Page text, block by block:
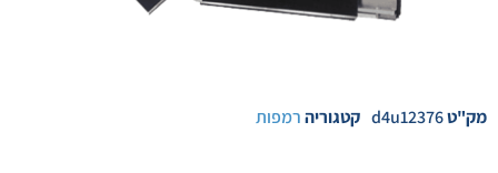
מק"טd4u12376 קטגוריהרמפות